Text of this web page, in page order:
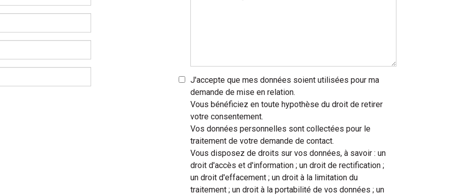
J'accepte que mes données soient utilisées pour ma
demande de mise en relation.
Vous bénéficiez en toute hypothèse du droit de retirer
votre consentement.
Vos données personnelles sont collectées pour le
traitement de votre demande de contact.
Vous disposez de droits sur vos données, à savoir : un
droit d'accès et d'information ; un droit de rectification ;
un droit d'effacement ; un droit à la limitation du
traitement ; un droit à la portabilité de vos données ; un